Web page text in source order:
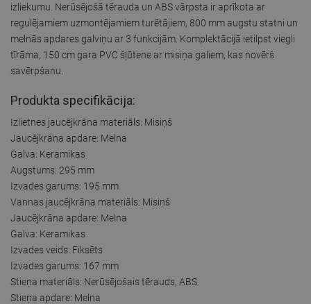
izliekumu. Nerūsējošā tērauda un ABS vārpsta ir aprīkota ar
regulējamiem uzmontējamiem turētājiem, 800 mm augstu statni un
melnās apdares galviņu ar 3 funkcijām. Komplektācijā ietilpst viegli
tīrāma, 150 cm gara PVC šļūtene ar misiņa galiem, kas novērš
savērpšanu.
Produkta specifikācija:
Izlietnes jaucējkrāna materiāls: Misiņš
Jaucējkrāna apdare: Melna
Galva: Keramikas
Augstums: 295 mm
Izvades garums: 195 mm
Vannas jaucējkrāna materiāls: Misiņš
Jaucējkrāna apdare: Melna
Galva: Keramikas
Izvades veids: Fiksēts
Izvades garums: 167 mm
Stieņa materiāls: Nerūsējošais tērauds, ABS
Stieņa apdare: Melna